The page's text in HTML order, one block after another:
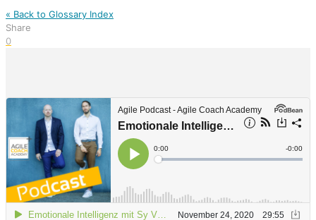
« Back to Glossary Index
Share
0